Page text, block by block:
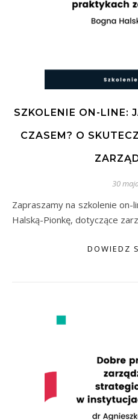
SZKOLENIE ON-LINE:
CZASEM? O
30
Zapraszamy na szkolenie on-line prowadzone przez Bognę
Halską-Pionkę, dotyczące
DOWIEDZ